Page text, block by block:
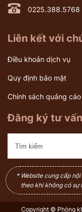
0225.388.5768
Liên kết với
Điều khoản dịch vụ
Quy định bảo mật
Chính sách quảng cáo
Đăng ký tư vấn
* Website cung cấp
theo khi không có sự
Copyright © Phòng